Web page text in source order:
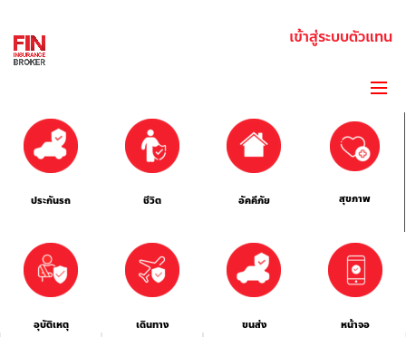
เข้าสู่ระบบตัวแทน
ประกันรถ ชีวิต อัคคีภัย สุขภาพ
อุบัติเหตุ เดินทาง ขนส่ง หน้าจอ